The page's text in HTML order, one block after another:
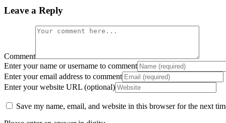
Leave a Reply
Comment
Enter your name or username to comment
Enter your email address to comment
Enter your website URL (optional)
Save my name, email, and website in this browser for the next